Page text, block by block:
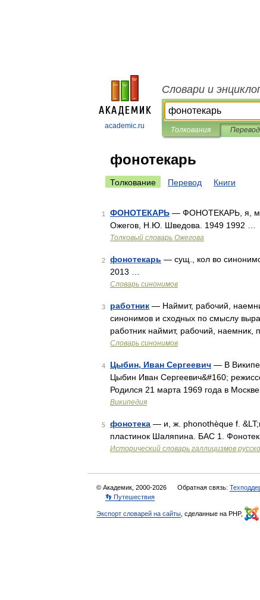
academic.ru
Словари и
Толкования
фонотекарь
Толкование Перевод Книги
1 ФОНОТЕКАРЬ — ФОНОТЕКАРЬ, я,
Ожегов, Н.Ю. Шведова. 1949 1992 …
Толковый словарь Ожегова
2 фонотекарь — сущ., кол во
2013 …
Словарь синонимов
3 работник — Наймит, рабочий,
синонимов и сходных по смыслу
работник наймит, рабочий, наемник,
Словарь синонимов
4 Цыбин, Иван Сергеевич — В
Цыбин Иван Сергеевич&#160;
Родился 21 марта 1969 года в
Википедия
5 фонотека — и, ж. phonothèque f.
пластинок Шаляпина. БАС 1.
Исторический словарь галлицизмов
© Академик, 2000-2026 Обратная связь:
👣 Путешествия
Экспорт словарей на сайты , сделанные на PHP,